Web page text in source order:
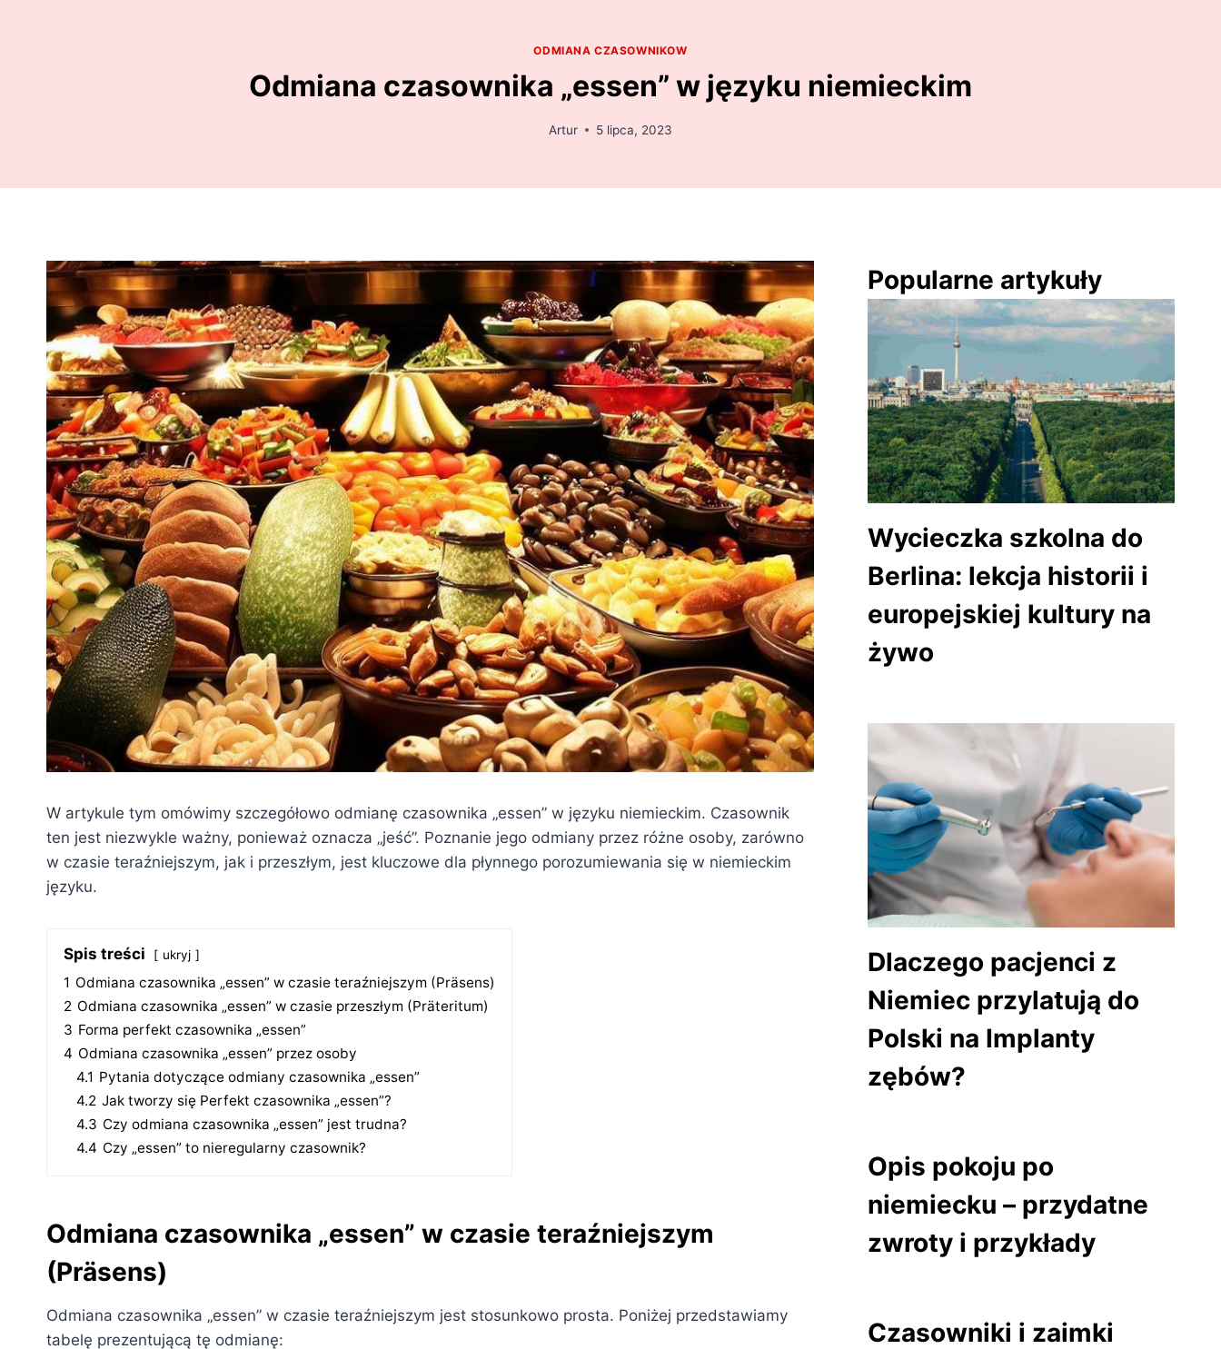
ODMIANA CZASOWNIKOW
Odmiana czasownika „essen” w języku niemieckim
Artur 5 lipca, 2023
W artykule tym omówimy szczegółowo odmianę czasownika „essen” w języku niemieckim. Czasownik
ten jest niezwykle ważny, ponieważ oznacza „jeść”. Poznanie jego odmiany przez różne osoby, zarówno
w czasie teraźniejszym, jak i przeszłym, jest kluczowe dla płynnego porozumiewania się w niemieckim
języku.
Spis treści ukryj
1 Odmiana czasownika „essen” w czasie teraźniejszym (Präsens)
2 Odmiana czasownika „essen” w czasie przeszłym (Präteritum)
3 Forma perfekt czasownika „essen”
4 Odmiana czasownika „essen” przez osoby
4.1 Pytania dotyczące odmiany czasownika „essen”
4.2 Jak tworzy się Perfekt czasownika „essen”?
4.3 Czy odmiana czasownika „essen” jest trudna?
4.4 Czy „essen” to nieregularny czasownik?
Odmiana czasownika „essen” w czasie teraźniejszym
(Präsens)
Odmiana czasownika „essen” w czasie teraźniejszym jest stosunkowo prosta. Poniżej przedstawiamy
tabelę prezentującą tę odmianę:
Popularne artykuły
Wycieczka szkolna do
Berlina: lekcja historii i
europejskiej kultury na
żywo
Dlaczego pacjenci z
Niemiec przylatują do
Polski na Implanty
zębów?
Opis pokoju po
niemiecku – przydatne
zwroty i przykłady
Czasowniki i zaimki